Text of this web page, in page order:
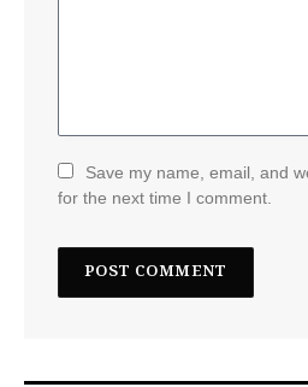
Save my name, email, and
for the next time I comment.